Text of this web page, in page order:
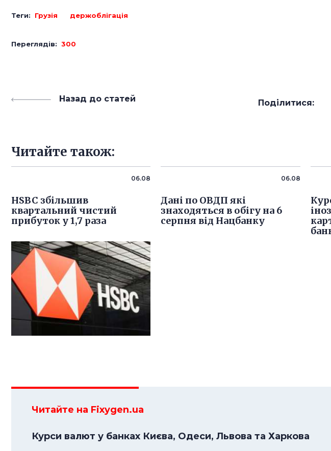
Теги: Грузія держоблігація
Переглядів: 300
Назад до статей Поділитися:
Читайте також:
06.08
HSBC збільшив
квартальний чистий
прибуток у 1,7 раза
06.08
Дані по ОВДП які
знаходяться в обігу на 6
серпня від Нацбанку
Читайте на Fixygen.ua
Курси валют у банках Києва, Одеси, Львова та Харкова